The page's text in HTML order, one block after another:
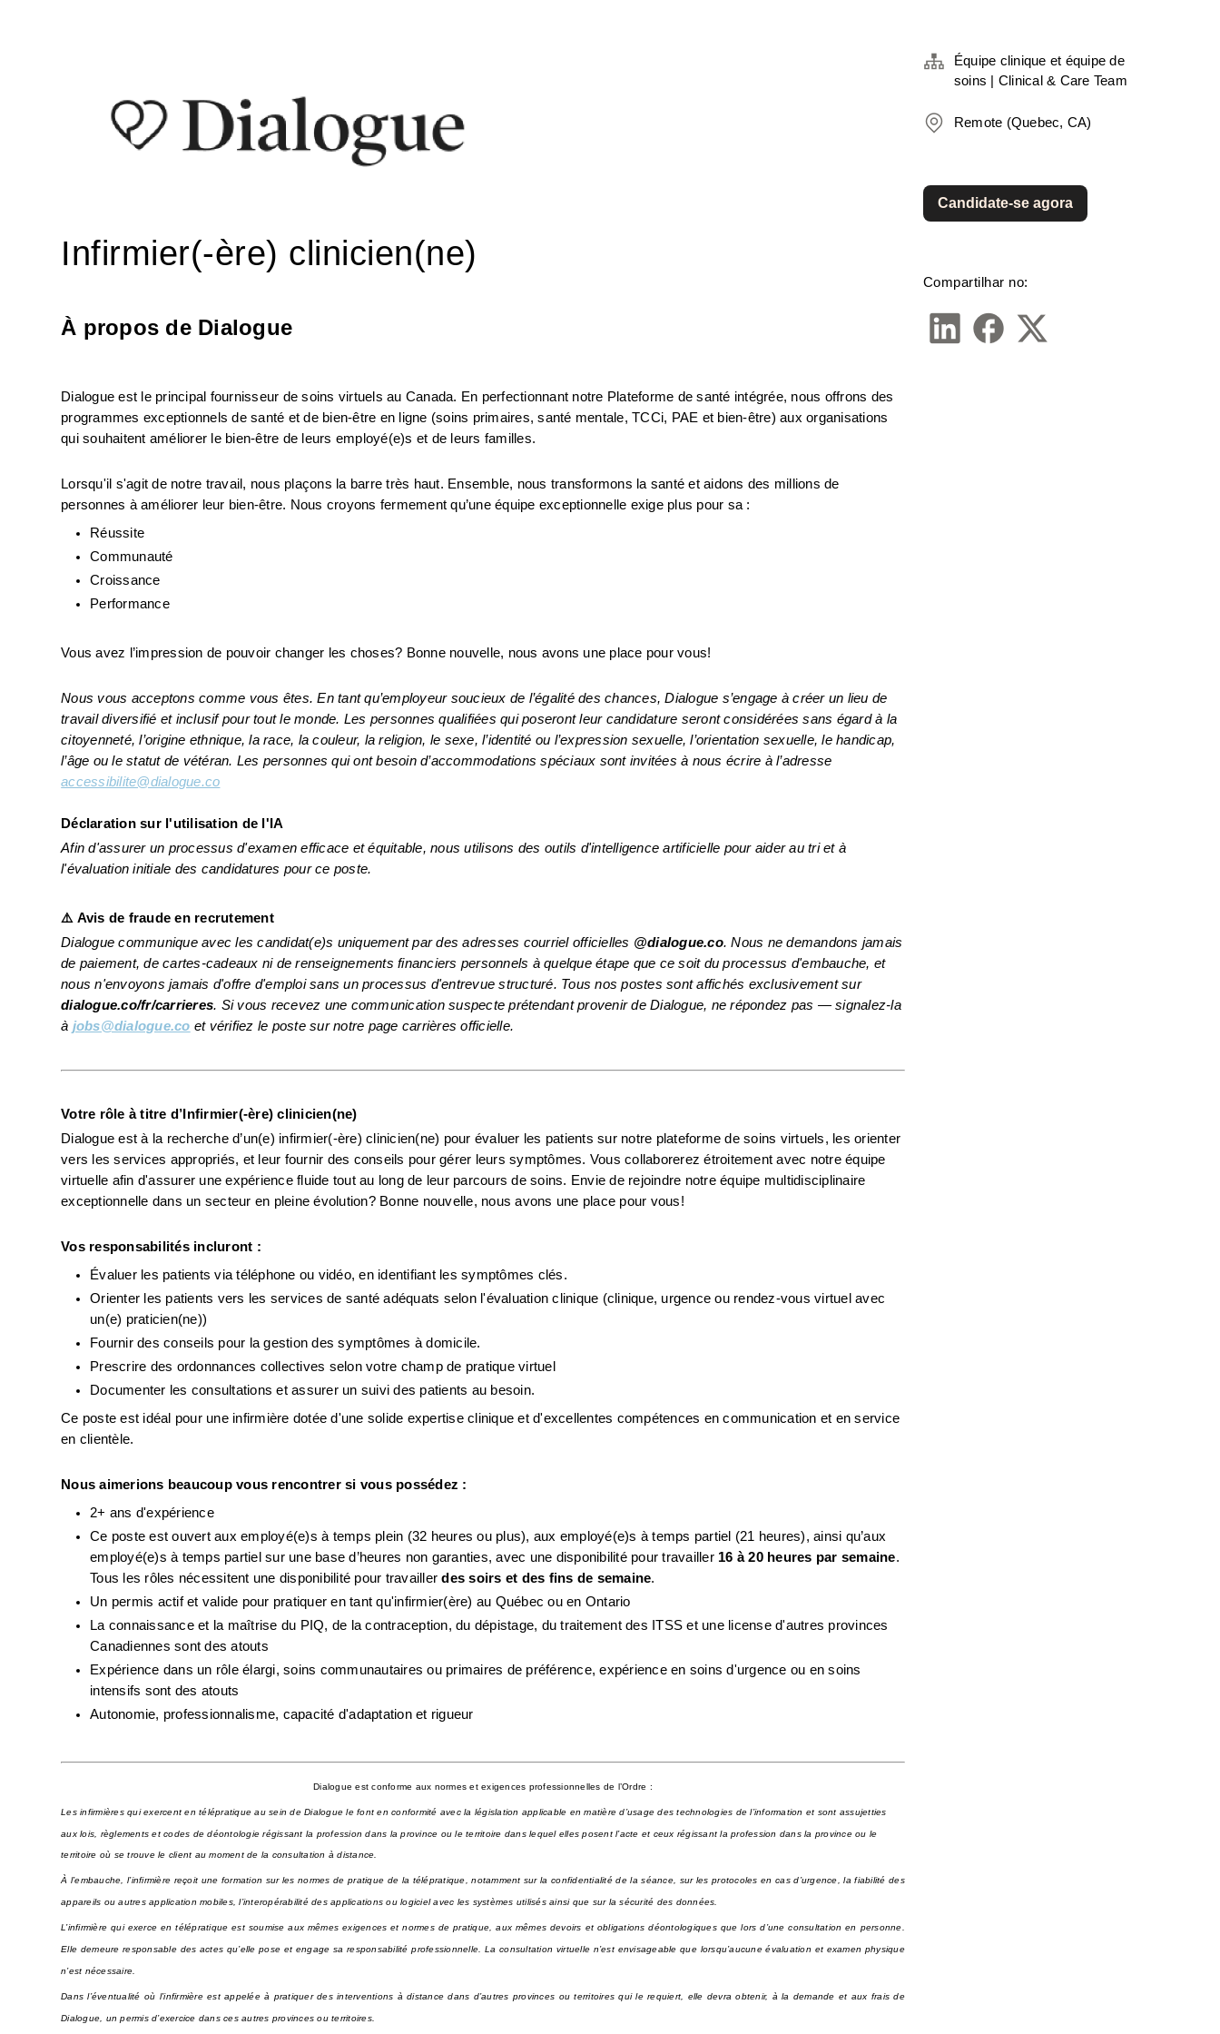
Infirmier(-ère) clinicien(ne)
À propos de Dialogue
Dialogue est le principal fournisseur de soins virtuels au Canada. En perfectionnant notre Plateforme de santé intégrée, nous offrons des
programmes exceptionnels de santé et de bien-être en ligne (soins primaires, santé mentale, TCCi, PAE et bien-être) aux organisations
qui souhaitent améliorer le bien-être de leurs employé(e)s et de leurs familles.
Lorsqu'il s'agit de notre travail, nous plaçons la barre très haut. Ensemble, nous transformons la santé et aidons des millions de
personnes à améliorer leur bien-être. Nous croyons fermement qu’une équipe exceptionnelle exige plus pour sa :
Réussite
Communauté
Croissance
Performance
Vous avez l’impression de pouvoir changer les choses? Bonne nouvelle, nous avons une place pour vous!
Nous vous acceptons comme vous êtes. En tant qu’employeur soucieux de l’égalité des chances, Dialogue s’engage à créer un lieu de
travail diversifié et inclusif pour tout le monde. Les personnes qualifiées qui poseront leur candidature seront considérées sans égard à la
citoyenneté, l’origine ethnique, la race, la couleur, la religion, le sexe, l’identité ou l’expression sexuelle, l’orientation sexuelle, le handicap,
accessibilite@dialogue.co
Déclaration sur l'utilisation de l'IA
Afin d'assurer un processus d'examen efficace et équitable, nous utilisons des outils d'intelligence artificielle pour aider au tri et à
l'évaluation initiale des candidatures pour ce poste.
⚠️ Avis de fraude en recrutement
Dialogue communique avec les candidat(e)s uniquement par des adresses courriel officielles @dialogue.co. Nous ne demandons jamais
de paiement, de cartes-cadeaux ni de renseignements financiers personnels à quelque étape que ce soit du processus d'embauche, et
nous n'envoyons jamais d'offre d'emploi sans un processus d'entrevue structuré. Tous nos postes sont affichés exclusivement sur
dialogue.co/fr/carrieres. Si vous recevez une communication suspecte prétendant provenir de Dialogue, ne répondez pas — signalez-la
à jobs@dialogue.co et vérifiez le poste sur notre page carrières officielle.
Votre rôle à titre d’Infirmier(-ère) clinicien(ne)
Dialogue est à la recherche d’un(e) infirmier(-ère) clinicien(ne) pour évaluer les patients sur notre plateforme de soins virtuels, les orienter
vers les services appropriés, et leur fournir des conseils pour gérer leurs symptômes. Vous collaborerez étroitement avec notre équipe
virtuelle afin d'assurer une expérience fluide tout au long de leur parcours de soins. Envie de rejoindre notre équipe multidisciplinaire
exceptionnelle dans un secteur en pleine évolution? Bonne nouvelle, nous avons une place pour vous!
Vos responsabilités incluront :
Évaluer les patients via téléphone ou vidéo, en identifiant les symptômes clés.
Orienter les patients vers les services de santé adéquats selon l'évaluation clinique (clinique, urgence ou rendez-vous virtuel avec
un(e) praticien(ne))
Fournir des conseils pour la gestion des symptômes à domicile.
Prescrire des ordonnances collectives selon votre champ de pratique virtuel
Documenter les consultations et assurer un suivi des patients au besoin.
Ce poste est idéal pour une infirmière dotée d'une solide expertise clinique et d'excellentes compétences en communication et en service
en clientèle.
Nous aimerions beaucoup vous rencontrer si vous possédez :
2+ ans d'expérience
Ce poste est ouvert aux employé(e)s à temps plein (32 heures ou plus), aux employé(e)s à temps partiel (21 heures), ainsi qu’aux
employé(e)s à temps partiel sur une base d’heures non garanties, avec une disponibilité pour travailler 16 à 20 heures par semaine.
Tous les rôles nécessitent une disponibilité pour travailler des soirs et des fins de semaine.
Un permis actif et valide pour pratiquer en tant qu'infirmier(ère) au Québec ou en Ontario
La connaissance et la maîtrise du PIQ, de la contraception, du dépistage, du traitement des ITSS et une license d'autres provinces
Canadiennes sont des atouts
Expérience dans un rôle élargi, soins communautaires ou primaires de préférence, expérience en soins d'urgence ou en soins
intensifs sont des atouts
Autonomie, professionnalisme, capacité d'adaptation et rigueur
Dialogue est conforme aux normes et exigences professionnelles de l’Ordre :
Les infirmières qui exercent en télépratique au sein de Dialogue le font en conformité avec la législation applicable en matière d’usage des technologies de l’information et sont assujetties
aux lois, règlements et codes de déontologie régissant la profession dans la province ou le territoire dans lequel elles posent l’acte et ceux régissant la profession dans la province ou le
territoire où se trouve le client au moment de la consultation à distance.
À l’embauche, l’infirmière reçoit une formation sur les normes de pratique de la télépratique, notamment sur la confidentialité de la séance, sur les protocoles en cas d’urgence, la fiabilité des
appareils ou autres application mobiles, l’interopérabilité des applications ou logiciel avec les systèmes utilisés ainsi que sur la sécurité des données.
L’infirmière qui exerce en télépratique est soumise aux mêmes exigences et normes de pratique, aux mêmes devoirs et obligations déontologiques que lors d’une consultation en personne.
Elle demeure responsable des actes qu’elle pose et engage sa responsabilité professionnelle. La consultation virtuelle n’est envisageable que lorsqu’aucune évaluation et examen physique
n’est nécessaire.
Dans l’éventualité où l’infirmière est appelée à pratiquer des interventions à distance dans d’autres provinces ou territoires qui le requiert, elle devra obtenir, à la demande et aux frais de
Dialogue, un permis d’exercice dans ces autres provinces ou territoires.
Équipe clinique et équipe de
soins | Clinical & Care Team
Remote (Quebec, CA)
Compartilhar no:
Candidate-se agora